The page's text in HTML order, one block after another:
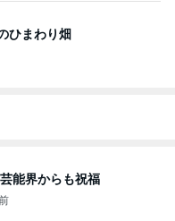
ひまわり畑
能界からも祝福